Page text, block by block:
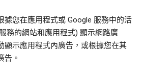
據您在應用程式或 Google 服務中的活
務的網站和應用程式) 顯示網路廣
顯示應用程式內廣告，或根據您在其
告。